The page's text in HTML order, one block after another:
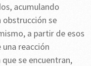
acumulando
obstrucción se
a partir de esos
reacción
se encuentran,